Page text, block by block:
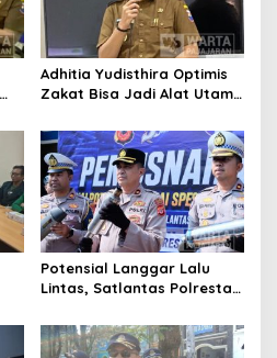
Adhitia Yudisthira Optimis
Zakat Bisa Jadi Alat Utama
Kota Cimahi
Potensial Langgar Lalu
Lintas, Satlantas Polresta
Motor Berknalpot Brong